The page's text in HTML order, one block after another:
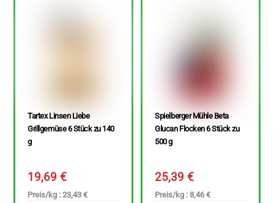
Tartex Linsen Liebe
Grillgemüse 6 Stück zu 140
g
19,69€
Preis/kg : 23,43 €
Spielberger Mühle Beta
Glucan Flocken 6 Stück zu
500 g
25,39€
Preis/kg : 8,46 €